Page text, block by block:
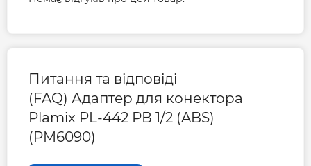
Питання та відповіді
(FAQ) Адаптер для конектора
Plamix PL-442 РВ 1/2 (ABS)
(PM6090)